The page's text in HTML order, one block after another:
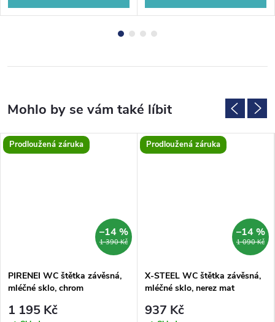
Prodloužená záruka
1 390 Kč
–14 %
PIRENEI WC štětka závěsná,
mléčné sklo, chrom
1 195 Kč
Prodloužená záruka
1 090 Kč
–14 %
X-STEEL WC štětka závěsná,
mléčné sklo, nerez mat
937 Kč